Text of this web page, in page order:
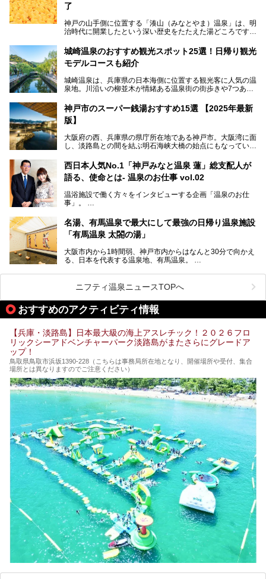
了
神戸の山手側に位置する「湊山（みなとやま）温泉」は、明
治時代に開業したという深い歴史をたたえた湯どころです。
っぱいに浮かぶアヒルちゃん。さらに、ゆったりくつろげて
コワーキングも可能な休憩スペースも人気に。斬新な企画や
設備で人々をアッと驚かせる湊山温泉の魅力をリポートしま
城崎温泉のおすすめ観光スポット25選！日帰り観光
モデルコースも紹介
城崎温泉は、兵庫県の日本海側に位置する観光客に人気の温
泉地。川沿いの柳並木が情緒ある温泉街の街歩きや7つある
られています。鉄道の駅から温泉街が近く、歩いて回るのに
ちょうどよい規模で、日帰りでの訪問にもおすすめです。
の観光スポットをピックアップ。温泉やご当地グルメなどを
盛り込んだ日帰り観光モデルコースも紹介しているので、ぜ
神戸市のスーパー銭湯おすすめ15選 【2025年最新
版】
大阪府の西、兵庫県の県庁所在地である神戸市。大阪湾に面
し、淡路島との間を結ぶ明石海峡大橋の始点にもなっていま
華街をはじめ、きらびやかに発展したハーバーランドなど、
人気観光スポットもめじろ押しです。
そして、温泉好きの視点から見ると、神戸市といえば何とい
湯です。そのお湯をリーズナブルに体験できる健康ランドや
スーパー銭湯があったら……。今回はそんな希望に沿う施設
きます！
西日本人気No.1「神戸みなと温泉 蓮」総支配人が
語る、使命とは- 温泉のお仕事 vol.02
温浴施設で働く方々をインタビューする企画「温泉のお仕
事」。
ング西日本1位、2年連続「ベストオブ宿泊賞」に輝いた
「神戸みなと温泉 蓮」の魅力に迫りました！
名湯、有馬温泉で最大にして最強の日帰り温泉施設
「有馬温泉 太閤の湯」
大阪市内から1時間弱、神戸市内からはなんと30分で向かえ
る、日本を代表する温泉地、有馬温泉。
有名な「金泉」と「銀泉」に加え、人工のの炭酸泉まで楽し
める、ある意味「最強」ともいえる施設です。
今回は自慢のお湯をメインにその魅力の数々を紹介します！
ニフティ温泉ニュースTOPへ
おすすめのアクティビティ情報
【兵庫・淡路島】日本最大級の海上アスレチック！２０２６フロ
リックシーアドベンチャーパーク淡路島がまたさらにグレードア
ップ！
鳥取県鳥取市浜坂1390‐228（こちらは事務局所在地となり、開催場所や受付、集合
場所とは異なりますのでご注意ください）